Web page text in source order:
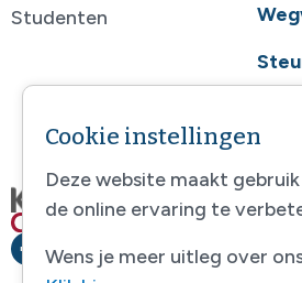
Studenten
Cookie instellingen
Deze website maakt
de online ervaring te
Wens je meer uitleg over